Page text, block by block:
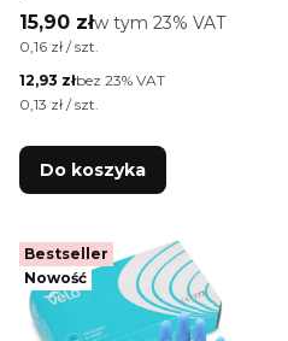
nitrylowe
diagnostyczne i
rozmiar XL niebieskie
100 szt
Cena brutto
15,90 złw tym %s VAT
w tym 23% VAT
Cena jednostkowa brutto
0,16 zł / szt.
Cena netto
12,93 złbez 23% VAT
Cena jednostkowa netto
0,13 zł / szt.
Do koszyka
Bestseller
Nowość